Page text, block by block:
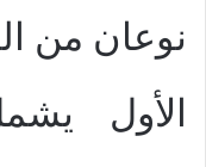
نوعان من
الأول